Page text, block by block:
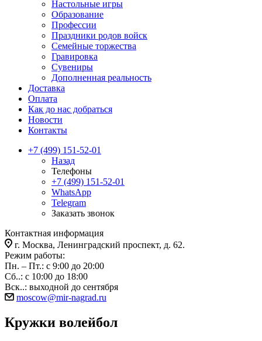
Настольные игры
Образование
Профессии
Праздники родов войск
Семейные торжества
Гравировка
Сувениры
Дополненная реальность
Доставка
Оплата
Как до нас добраться
Новости
Контакты
+7 (499) 151-52-01
Назад
Телефоны
+7 (499) 151-52-01
WhatsApp
Telegram
Заказать звонок
Контактная информация
г. Москва, Ленинградский проспект, д. 62.
Режим работы:
Пн. – Пт.: с 9:00 до 20:00
Сб..: с 10:00 до 18:00
Вск..: выходной до сентября
moscow@mir-nagrad.ru
Кружки волейбол